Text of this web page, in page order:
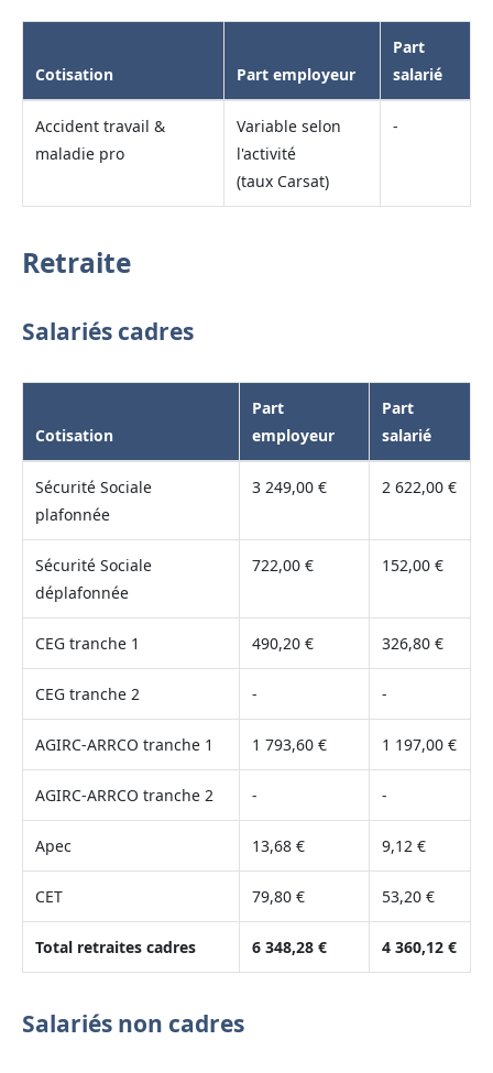
Cotisation Part employeur
Part
salarié
Accident travail &
maladie pro
Variable selon
l'activité
(taux Carsat)
-
Retraite
Salariés cadres
Cotisation
Part
employeur
Part
salarié
Sécurité Sociale
plafonnée
3 249,00 € 2 622,00 €
Sécurité Sociale
déplafonnée
722,00 € 152,00 €
CEG tranche 1 490,20 € 326,80 €
CEG tranche 2 - -
AGIRC-ARRCO tranche 1 1 793,60 € 1 197,00 €
AGIRC-ARRCO tranche 2 - -
Apec 13,68 € 9,12 €
CET 79,80 € 53,20 €
Total retraites cadres 6 348,28 € 4 360,12 €
Salariés non cadres